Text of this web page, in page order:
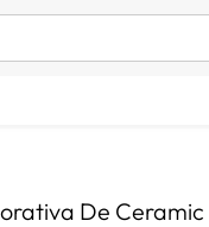
De Ceramic